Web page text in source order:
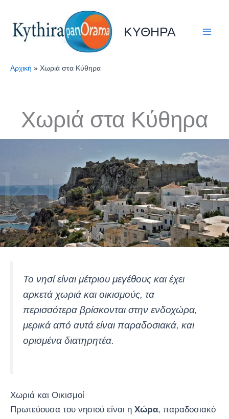
στο
περιεχόμενο
ΚΥΘΗΡΑ
Αρχική Χωριά στα Κύθηρα
Χωριά στα Κύθηρα
Το νησί είναι μέτριου μεγέθους και έχει
αρκετά χωριά και οικισμούς, τα
περισσότερα βρίσκονται στην ενδοχώρα,
μερικά από αυτά είναι παραδοσιακά, και
ορισμένα διατηρητέα.
Χωριά και Οικισμοί
Πρωτεύουσα του νησιού είναι η Χώρα, παραδοσιακό